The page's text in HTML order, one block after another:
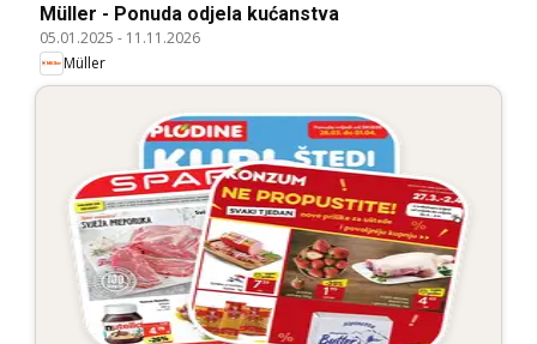
Müller - Ponuda odjela kućanstva
05.01.2025 - 11.11.2026
Müller